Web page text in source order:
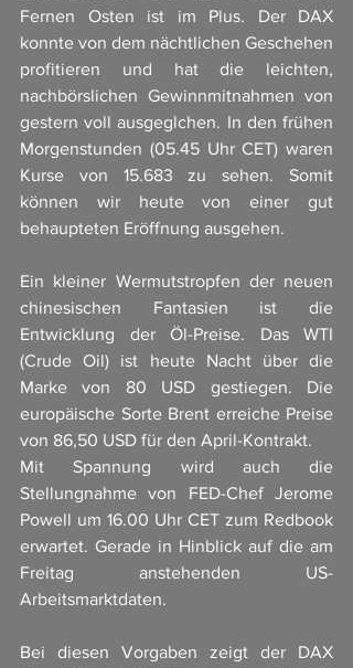
Fernen Osten ist im Plus. Der DAX
konnte von dem nächtlichen Geschehen
profitieren und hat die leichten,
nachbörslichen Gewinnmitnahmen von
gestern voll ausgeglchen. In den frühen
Morgenstunden (05.45 Uhr CET) waren
Kurse von 15.683 zu sehen. Somit
können wir heute von einer gut
behaupteten Eröffnung ausgehen.
Ein kleiner Wermutstropfen der neuen
chinesischen Fantasien ist die
Entwicklung der Öl-Preise. Das WTI
(Crude Oil) ist heute Nacht über die
Marke von 80 USD gestiegen. Die
europäische Sorte Brent erreiche Preise
von 86,50 USD für den April-Kontrakt.
Mit Spannung wird auch die
Stellungnahme von FED-Chef Jerome
Powell um 16.00 Uhr CET zum Redbook
erwartet. Gerade in Hinblick auf die am
Freitag anstehenden US-
Arbeitsmarktdaten.
Bei diesen Vorgaben zeigt der DAX